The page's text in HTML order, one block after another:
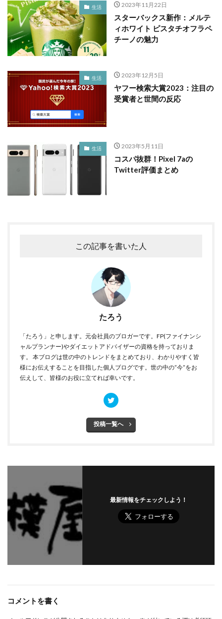
生活 2023年11月22日
スターバックス新作：メルテ
ィホワイト ピスタチオフラペ
チーノの魅力
生活 2023年12月5日
ヤフー検索大賞2023：注目の
受賞者と世間の反応
生活 2023年5月11日
コスパ抜群！Pixel 7aの
Twitter評価まとめ
この記事を書いた人
たろう
「たろう」と申します。元会社員のブロガーです。FP(ファイナンシ
ャルプランナー)やダイエットアドバイザーの資格を持っておりま
す。 本ブログは世の中のトレンドをまとめており、わかりやすく皆
様にお伝えすることを目指した個人ブログです。世の中の”今”をお
伝えして、皆様のお役に立てれば幸いです。
投稿一覧へ
最新情報をチェックしよう！
コメントを書く